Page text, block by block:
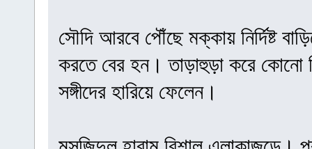
সৌদি আরবে পৌঁছে মক্কায় নির্দিষ্ট
করতে বের হন। তাড়াহুড়া করে কোনো
সঙ্গীদের হারিয়ে ফেলেন।